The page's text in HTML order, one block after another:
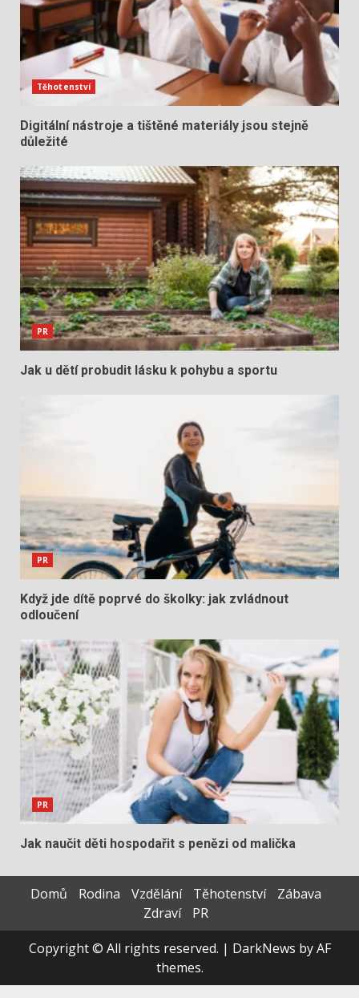
Těhotenství
Digitální nástroje a tištěné materiály jsou stejně
důležité
PR
Jak u dětí probudit lásku k pohybu a sportu
PR
Když jde dítě poprvé do školky: jak zvládnout
odloučení
PR
Jak naučit děti hospodařit s penězi od malička
Domů Rodina Vzdělání Těhotenství
Zábava
Zdraví
PR
Copyright © All rights reserved. | DarkNews by AF
themes.